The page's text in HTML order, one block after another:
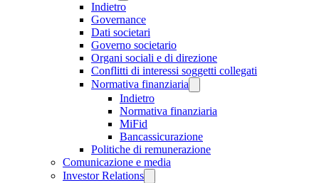
Indietro
Governance
Dati societari
Governo societario
Organi sociali e di direzione
Conflitti di interessi soggetti collegati
Normativa finanziaria
Indietro
Normativa finanziaria
MiFid
Bancassicurazione
Politiche di remunerazione
Comunicazione e media
Investor Relations